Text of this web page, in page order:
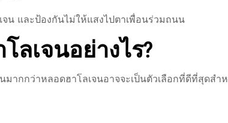
น และป้องกันไม่ให้แสงไปตาเพื่อนร่วมถนน
ลเจนอย่างไร?
มากกว่าหลอดฮาโลเจนอาจจะเป็นตัวเลือกที่ดีที่สุดส